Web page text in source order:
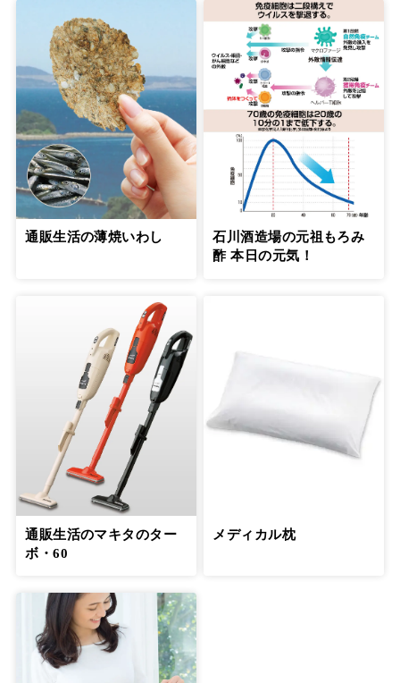
通販生活の薄焼いわし
石川酒造場の元祖もろみ
酢 本日の元気！
通販生活のマキタのター
ボ・60
メディカル枕